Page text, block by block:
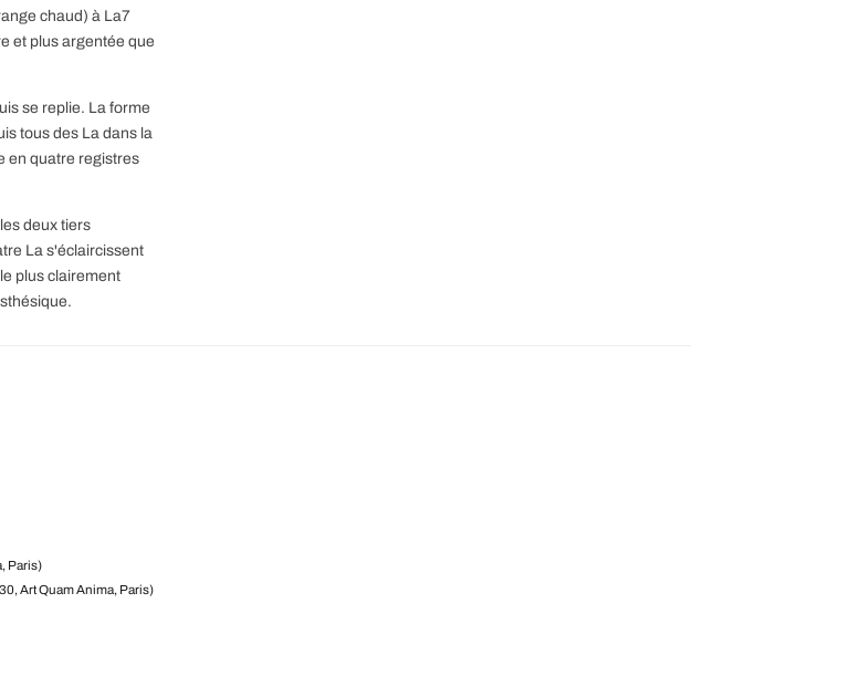
chaud) à La7
et plus argentée que
se replie. La forme
tous des La dans la
en quatre registres
deux tiers
La s'éclaircissent
plus clairement
Paris)
Art Quam Anima, Paris)